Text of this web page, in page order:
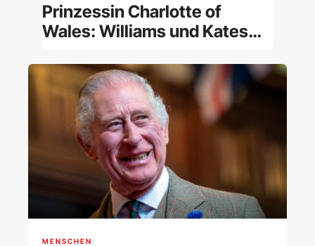
Prinzessin Charlotte of
Wales: Williams und Kates
MENSCHEN